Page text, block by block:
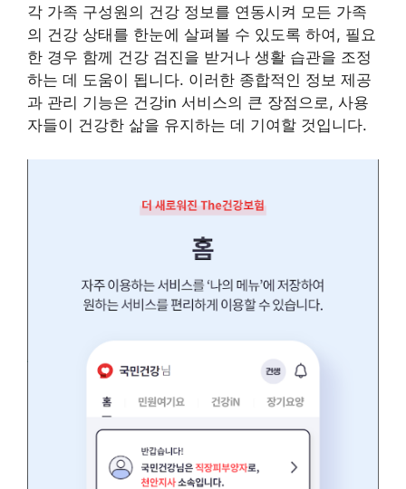
각 가족 구성원의 건강 정보를 연동시켜 모든 가족
의 건강 상태를 한눈에 살펴볼 수 있도록 하여, 필요
한 경우 함께 건강 검진을 받거나 생활 습관을 조정
하는 데 도움이 됩니다. 이러한 종합적인 정보 제공
과 관리 기능은 건강in 서비스의 큰 장점으로, 사용
자들이 건강한 삶을 유지하는 데 기여할 것입니다.